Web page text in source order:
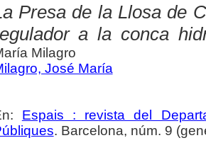
Presa de la Llosa de
a la conca
Milagro
José María
Espais : revista del
. Barcelona, núm. 9